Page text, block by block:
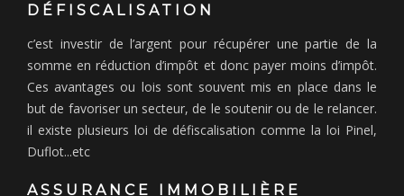
DÉFISCALISATION
c’est investir de l’argent pour récupérer une partie de la
somme en réduction d’impôt et donc payer moins d’impôt.
Ces avantages ou lois sont souvent mis en place dans le
but de favoriser un secteur, de le soutenir ou de le relancer.
il existe plusieurs loi de défiscalisation comme la loi Pinel,
Duflot...etc
ASSURANCE IMMOBILIÈRE